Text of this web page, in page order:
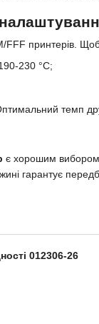
FFF принтерів.
230 °C;
темп
є хорошим вибором
гарантує
012306-26